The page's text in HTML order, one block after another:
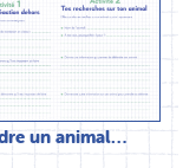
un animal…